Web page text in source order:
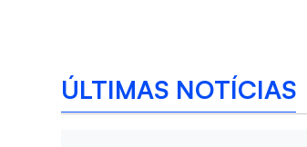
ÚLTIMAS NOTÍCIAS